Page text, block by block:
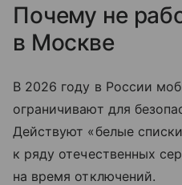
Почему не
в Москве
В 2026 году в России
ограничивают для
Действуют «белые
к ряду отечественных
на время отключений.